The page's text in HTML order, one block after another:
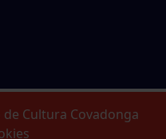
de Cultura Covadonga